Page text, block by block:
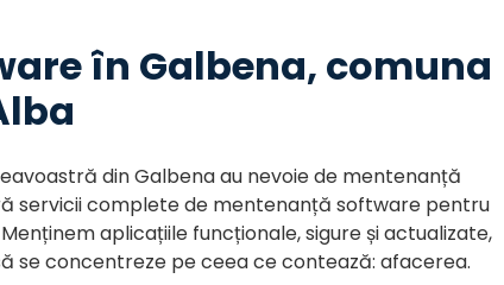
în Galbena, comuna
din Galbena au nevoie de mentenanță
servicii complete de mentenanță software pentru
aplicațiile funcționale, sigure și actualizate,
se concentreze pe ceea ce contează: afacerea.